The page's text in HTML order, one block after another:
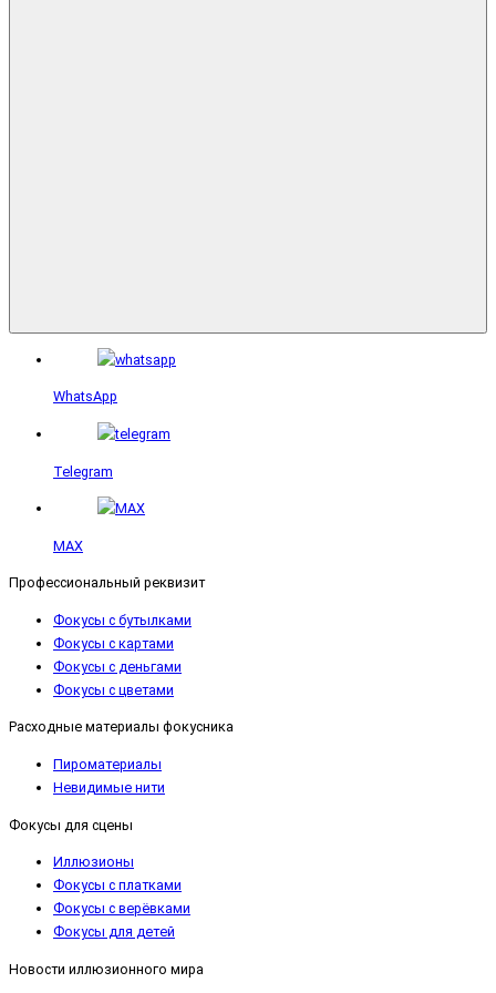
WhatsApp
Telegram
MAX
Профессиональный реквизит
Фокусы с бутылками
Фокусы с картами
Фокусы с деньгами
Фокусы с цветами
Расходные материалы фокусника
Пироматериалы
Невидимые нити
Фокусы для сцены
Иллюзионы
Фокусы с платками
Фокусы с верёвками
Фокусы для детей
Новости иллюзионного мира